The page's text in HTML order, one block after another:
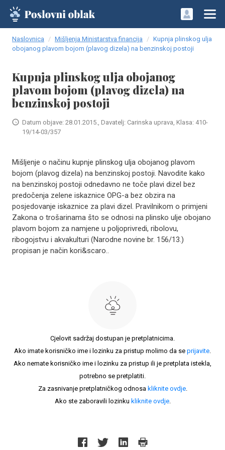
Naslovnica Mišljenja Ministarstva financija
Kupnja plinskog ulja
obojanog plavom bojom (plavog dizela) na benzinskoj postoji
Kupnja plinskog ulja obojanog
plavom bojom (plavog dizela) na
benzinskoj postoji
Datum objave: 28.01.2015., Davatelj: Carinska uprava, Klasa: 410-
19/14-03/357
Mišljenje o načinu kupnje plinskog ulja obojanog plavom
bojom (plavog dizela) na benzinskoj postoji. Navodite kako
na benzinskoj postoji odnedavno ne toče plavi dizel bez
predočenja zelene iskaznice OPG-a bez obzira na
posjedovanje iskaznice za plavi dizel. Pravilnikom o primjeni
Zakona o trošarinama što se odnosi na plinsko ulje obojano
plavom bojom za namjene u poljoprivredi, ribolovu,
ribogojstvu i akvakulturi (Narodne novine br. 156/13.)
propisan je način kori&scaro..
Cjelovit sadržaj dostupan je pretplatnicima.
Ako imate korisničko ime i lozinku za pristup molimo da se prijavite.
Ako nemate korisničko ime i lozinku za pristup ili je pretplata istekla,
potrebno se pretplatiti.
Za zasnivanje pretplatničkog odnosa kliknite ovdje.
Ako ste zaboravili lozinku kliknite ovdje.